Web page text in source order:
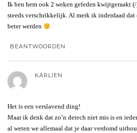
Ik ben hem ook 2 weken geleden kwijtgeraakt
steeds verschrikkelijk. Al merk ik inderdaad
beter werden
BEANTWOORDEN
KARLIEN
Het is een verslavend ding!
Maar ik denk dat zo’n detech niet mis is en
al weten we allemaal dat je daar verdomd